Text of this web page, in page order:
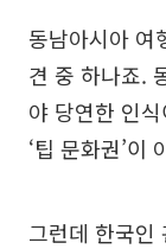
동남아시아 여
견 중 하나죠.
야 당연한 인
‘팁 문화권’이
그런데 한국인